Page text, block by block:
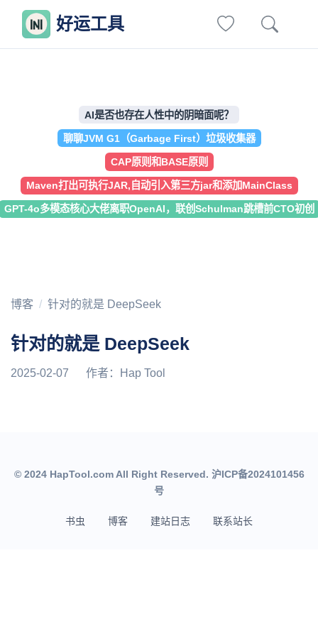
好运工具
AI是否也存在人性中的阴暗面呢？
聊聊JVM G1（Garbage First）垃圾收集器
CAP原则和BASE原则
Maven打出可执行JAR,自动引入第三方jar和添加MainClass
GPT-4o多模态核心大佬离职OpenAI，联创Schulman跳槽前CTO初创
博客 针对的就是 DeepSeek
针对的就是 DeepSeek
2025-02-07 作者： Hap Tool
© 2024 HapTool.com All Right Reserved. 沪ICP备2024101456
号
书虫 博客 建站日志 联系站长